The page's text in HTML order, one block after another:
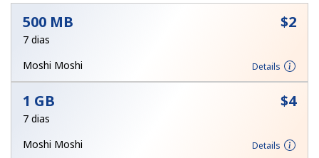
Sem senha criada
Mínimo de 8 caracteres
Uma letra maiúscula e minúscula
Um caractere especial
500 MB ⁦$2⁩
7 dias
Moshi Moshi
Details
1 GB ⁦$4⁩
7 dias
Moshi Moshi
Details